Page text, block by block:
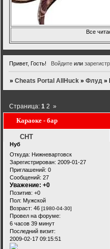
Все
Привет, Гость! Войдитеили
»Cheats Portal AllHuck »Флуд »
Караоке - бар
Страница:1 2 »
CHT
Нуб
Откуда: Нижневартовск
Зарегистрирован: 2009-01-27
Приглашений: 0
Сообщений: 27
Уважение: +0
Позитив: +0
Пол: Мужской
Возраст: 46 [1980-04-30]
Провел на форуме:
6 часов 39 минут
Последний визит:
2009-02-17 09:15:51